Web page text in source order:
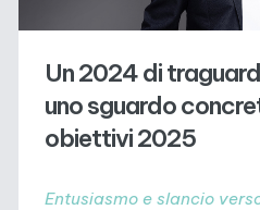
Un 2024 di
uno sguardo
obiettivi 2025
Entusiasmo e slancio